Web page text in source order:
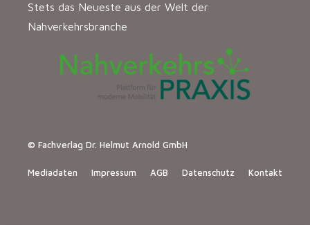
Stets das Neueste aus der Welt der
Nahverkehrsbranche
© Fachverlag Dr. Helmut Arnold GmbH
Mediadaten Impressum AGB Datenschutz Kontakt